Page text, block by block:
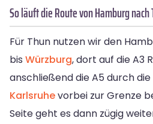
So läuft die Route von Hamburg nach
Für Thun nutzen wir den
bis Würzburg, dort auf die A3
anschließend die A5 durch
Karlsruhevorbei zur Grenze
Seite geht es dann zügig